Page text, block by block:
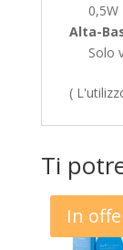
0,5W
Alta-
Solo
(
Ti
In